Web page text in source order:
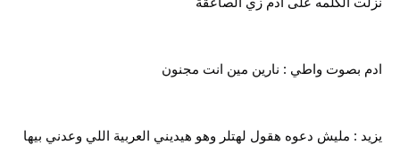
ادم بصوت واطي : نارين مين انت مجنون
يزيد : مليش دعوه هقول لهتلر وهو هيديني العربية اللي وعدني بيها